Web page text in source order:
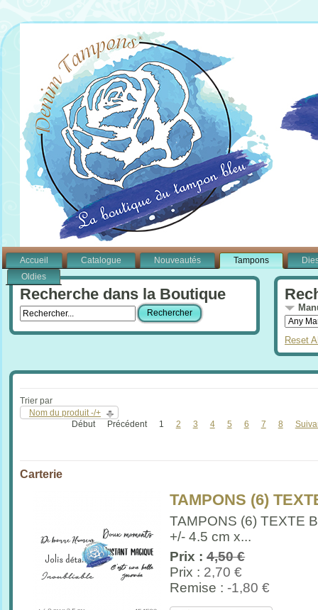
Accueil Catalogue Nouveautés Tampons
Oldies
Recherche dans la Boutique
Reset
Trier par
Nom du produit -/+
Début
Précédent 1 2 3 4 5 6 7 8
Carterie
TAMPONS (6)
TAMPONS (6) TEXTE B
+/- 4.5 cm x...
Prix :4,50 €
Prix : 2,70 €
Remise :-1,80 €